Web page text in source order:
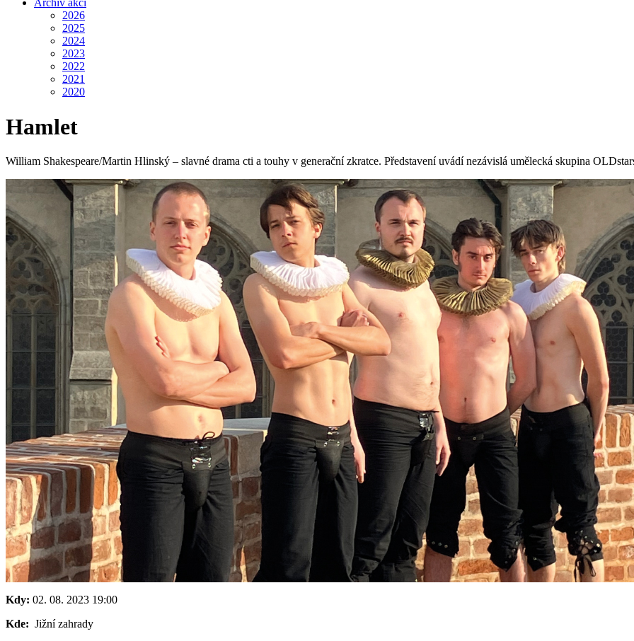
Archiv akcí
2026
2025
2024
2023
2022
2021
2020
Hamlet
William Shakespeare/Martin Hlinský – slavné drama cti a touhy v generační zkratce. Představení uvádí nezávislá umělecká skupina
Kdy: 02. 08. 2023 19:00
Kde: Jižní zahrady